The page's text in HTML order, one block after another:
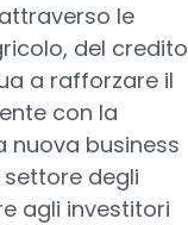
le
del credito
a rafforzare il
con la
nuova business
degli
agli investitori